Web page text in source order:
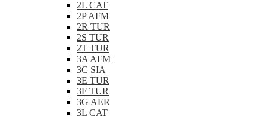
2L CAT
2P AFM
2R TUR
2S TUR
2T TUR
3A AFM
3C SIA
3E TUR
3F TUR
3G AER
3L CAT